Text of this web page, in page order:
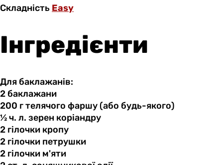
Складність Easy
Інгредієнти
Для баклажанів:
2 баклажани
200 гтелячого фаршу (або будь-якого)
½ ч. л. зерен коріандру
2 гілочки кропу
2 гілочки петрушки
2 гілочки м'яти